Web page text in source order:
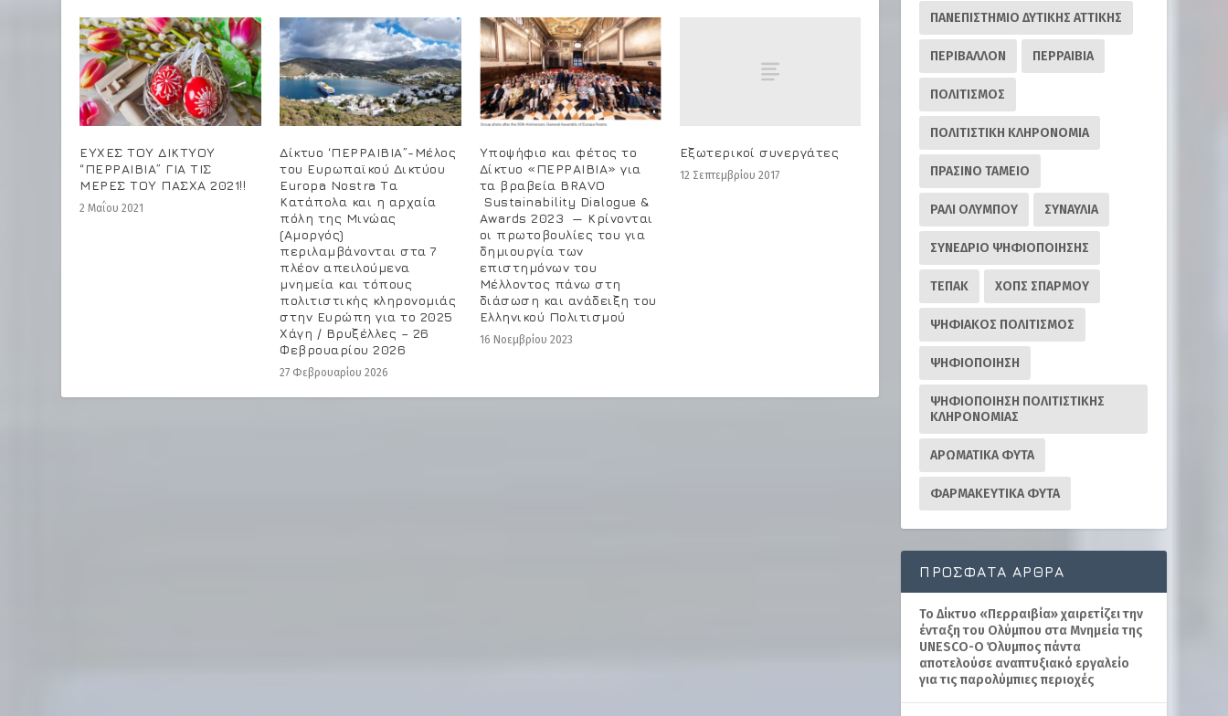
ΕΥΧΕΣ ΤΟΥ ΔΙΚΤΥΟΥ
“ΠΕΡΡΑΙΒΙΑ” ΓΙΑ ΤΙΣ
ΜΕΡΕΣ ΤΟΥ ΠΑΣΧΑ 2021!!
2 Μαΐου 2021
Δίκτυο ‘ΠΕΡΡΑΙΒΙΑ”-Μέλος
του Ευρωπαϊκού Δικτύου
Europa Nostra Τα
Κατάπολα και η αρχαία
πόλη της Μινώας
(Αμοργός)
περιλαμβάνονται στα 7
πλέον απειλούμενα
μνημεία και τόπους
πολιτιστικής κληρονομιάς
στην Ευρώπη για το 2025
Χάγη / Βρυξέλλες – 26
Φεβρουαρίου 2026
27 Φεβρουαρίου 2026
Υποψήφιο και φέτος το
Δίκτυο «ΠΕΡΡΑΙΒΙΑ» για
τα βραβεία BRAVO
Sustainability Dialogue &
Awards 2023 — Κρίνονται
οι πρωτοβουλίες του για
δημιουργία των
επιστημόνων του
Μέλλοντος πάνω στη
διάσωση και ανάδειξη του
Ελληνικού Πολιτισμού
16 Νοεμβρίου 2023
Εξωτερικοί συνεργάτες
12 Σεπτεμβρίου 2017
ΠΑΝΕΠΙΣΤΗΜΙΟ ΔΥΤΙΚΗΣ ΑΤΤΙΚΗΣ
ΠΕΡΙΒΑΛΛΟΝ ΠΕΡΡΑΙΒΙΑ
ΠΟΛΙΤΙΣΜΟΣ
ΠΟΛΙΤΙΣΤΙΚΗ ΚΛΗΡΟΝΟΜΙΑ
ΠΡΑΣΙΝΟ ΤΑΜΕΙΟ
ΡΆΛΙ ΟΛΎΜΠΟΥ ΣΥΝΑΥΛΙΑ
ΣΥΝΕΔΡΙΟ ΨΗΦΙΟΠΟΙΗΣΗΣ
ΤΕΠΑΚ ΧΟΠΣ ΣΠΑΡΜΟΥ
ΨΗΦΙΑΚΟΣ ΠΟΛΙΤΙΣΜΟΣ
ΨΗΦΙΟΠΟΙΗΣΗ
ΨΗΦΙΟΠΟΙΗΣΗ ΠΟΛΙΤΙΣΤΙΚΗΣ
ΚΛΗΡΟΝΟΜΙΑΣ
ΑΡΩΜΑΤΙΚΑ ΦΥΤΑ
ΦΑΡΜΑΚΕΥΤΙΚΑ ΦΥΤΑ
ΠΡΌΣΦΑΤΑ ΆΡΘΡΑ
Το Δίκτυο «Περραιβία» χαιρετίζει την
ένταξη του Ολύμπου στα Μνημεία της
UNESCO-Ο Όλυμπος πάντα
αποτελούσε αναπτυξιακό εργαλείο
για τις παρολύμπιες περιοχές